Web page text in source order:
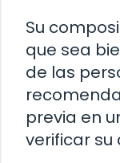
Su
que sea
de las
previa en
verificar